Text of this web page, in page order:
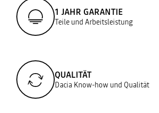
1 JAHR GARANTIE
Teile und Arbeitsleistung
QUALITÄT
Dacia Know-how und Qualität